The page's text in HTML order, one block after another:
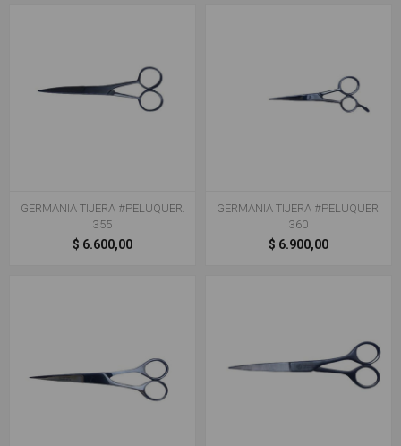
GERMANIA TIJERA #PELUQUER.
355
$ 6.600,00
GERMANIA TIJERA #PELUQUER.
360
$ 6.900,00